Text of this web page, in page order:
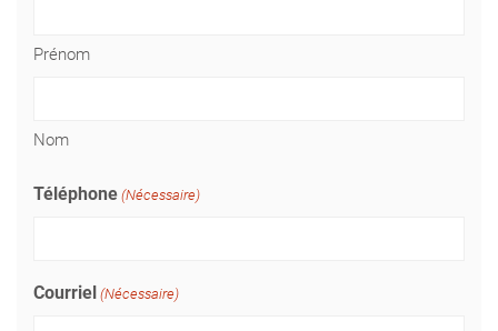
Prénom
Nom
Téléphone (Nécessaire)
Courriel (Nécessaire)